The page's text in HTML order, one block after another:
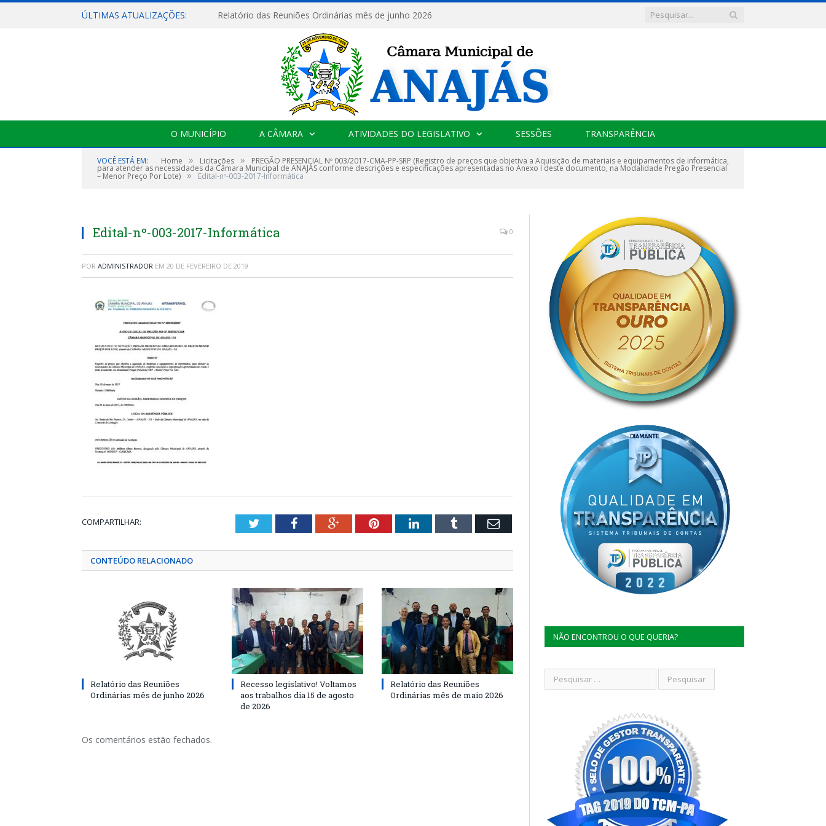
ÚLTIMAS ATUALIZAÇÕES: Relatório das Reuniões Ordinárias mês de junho 2026
O MUNICÍPIO A CÂMARA ATIVIDADES DO LEGISLATIVO SESSÕES TRANSPARÊNCIA
VOCÊ ESTÁ EM: Home » Licitações » PREGÃO PRESENCIAL Nº 003/2017-CMA-PP-SRP (Registro de preços que objetiva a Aquisição de materiais e equipamentos de informática,
para atender as necessidades da Câmara Municipal de ANAJÁS conforme descrições e especificações apresentadas no Anexo I deste documento, na Modalidade Pregão Presencial
– Menor Preço Por Lote) » Edital-nº-003-2017-Informática
Edital-nº-003-2017-Informática 0
POR ADMINISTRADOR EM 20 DE FEVEREIRO DE 2019
COMPARTILHAR: TwitterFacebookGoogle+PinterestLinkedInTumblr Email
CONTEÚDO RELACIONADO
Relatório das Reuniões
Ordinárias mês de junho 2026
Recesso legislativo! Voltamos
aos trabalhos dia 15 de agosto
de 2026
Relatório das Reuniões
Ordinárias mês de maio 2026
Os comentários estão fechados.
NÃO ENCONTROU O QUE QUERIA?